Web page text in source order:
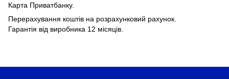
Карта Приватбанку.
Перерахування коштів на розрахунковий рахунок.
Гарантія від виробника 12 місяців.